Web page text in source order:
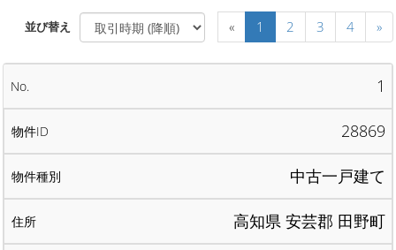
並び替え « 1 2 3 4 »
1
28869
中古一戸建て
高知県 安芸郡 田野町